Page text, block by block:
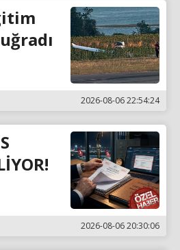
2026-08-06 22:54:24
2026-08-06 20:30:06